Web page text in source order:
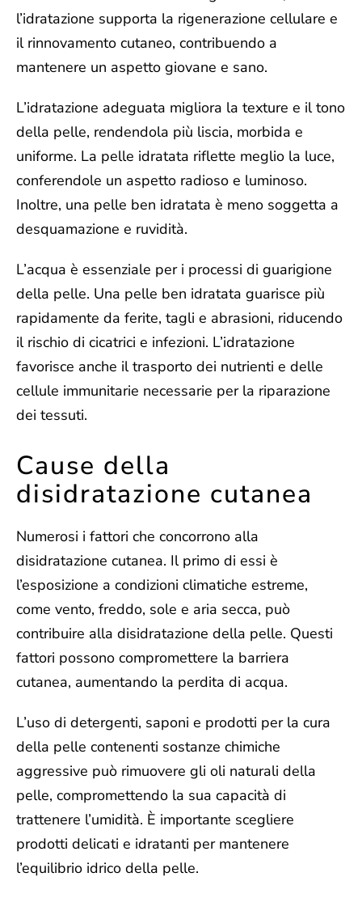
l’idratazione supporta la rigenerazione cellulare e
il rinnovamento cutaneo, contribuendo a
mantenere un aspetto giovane e sano.
L’idratazione adeguata migliora la texture e il tono
della pelle, rendendola più liscia, morbida e
uniforme. La pelle idratata riflette meglio la luce,
conferendole un aspetto radioso e luminoso.
Inoltre, una pelle ben idratata è meno soggetta a
desquamazione e ruvidità.
L’acqua è essenziale peri processi di guarigione
della pelle. Una pelle ben idratata guarisce più
rapidamente da ferite, tagli e abrasioni, riducendo
il rischio di cicatrici e infezioni. L’idratazione
favorisce anche il trasporto dei nutrienti e delle
cellule immunitarie necessarie per la riparazione
dei tessuti.
Cause della
disidratazione cutanea
Numerosi i fattori che concorrono alla
disidratazione cutanea. Il primo di essi è
l’esposizione a condizioni climatiche estreme,
come vento, freddo, sole e aria secca, può
contribuire alla disidratazione della pelle. Questi
fattori possono compromettere la barriera
cutanea, aumentando la perdita di acqua.
L’uso di detergenti, saponi e prodotti per la cura
della pelle contenenti sostanze chimiche
aggressive può rimuovere gli oli naturali della
pelle, compromettendo la sua capacità di
trattenere l’umidità. È importante scegliere
prodotti delicati e idratanti per mantenere
l’equilibrio idrico della pelle.